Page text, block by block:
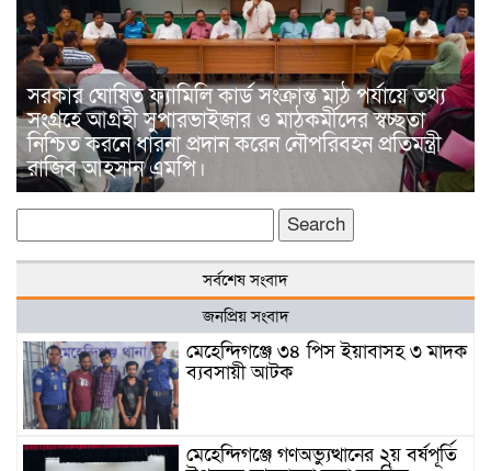
সরকার ঘোষিত ফ্যামিলি কার্ড সংক্রান্ত মাঠ পর্যায়ে তথ্য
সংগ্রহে আগ্রহী সুপারভাইজার ও মাঠকর্মীদের স্বচ্ছতা
নিশ্চিত করনে ধারনা প্রদান করেন নৌপরিবহন প্রতিমন্ত্রী
রাজিব আহসান এমপি।
for:
সর্বশেষ সংবাদ
জনপ্রিয় সংবাদ
মেহেন্দিগঞ্জে ৩৪ পিস ইয়াবাসহ ৩ মাদক
ব্যবসায়ী আটক
মেহেন্দিগঞ্জে গণঅভ্যুত্থানের ২য় বর্ষপূর্তি